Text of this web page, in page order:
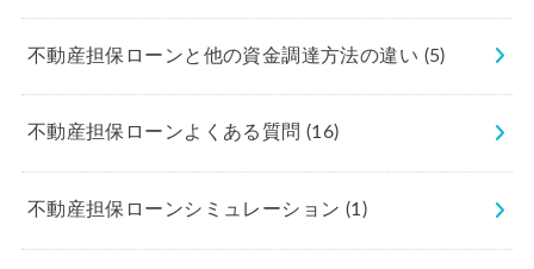
不動産担保ローンと他の資金調達方法の違い (5)
不動産担保ローンよくある質問(16)
不動産担保ローンシミュレーション (1)